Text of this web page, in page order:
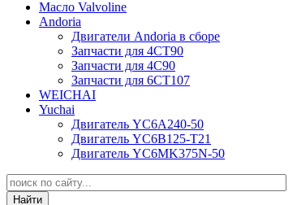
Масло Valvoline
Andoria
Двигатели Andoria в сборе
Запчасти для 4CT90
Запчасти для 4С90
Запчасти для 6CT107
WEICHAI
Yuchai
Двигатель YC6A240-50
Двигатель YC6B125-T21
Двигатель YC6MK375N-50